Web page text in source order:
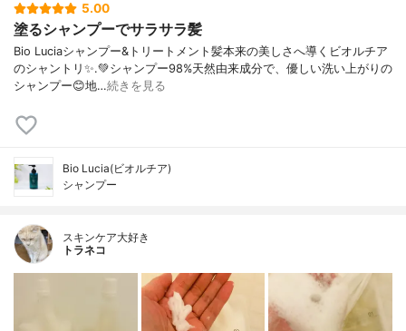
5.00
塗るシャンプーでサラサラ髪
Bio Luciaシャンプー&トリートメント⁡髪本来の美しさへ導くビオルチア
のシャントリ✨⁡.💚シャンプー98%天然由来成分で、優しい洗い上がりの
シャンプー😊地…続きを見る
Bio Lucia(ビオルチア)
シャンプー
スキンケア大好き
トラネコ